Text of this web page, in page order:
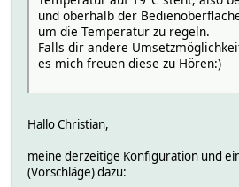
und oberhalb der
um die Temperatur zu regeln.
Falls dir andere
es mich freuen diese zu Hören:)
Hallo Christian,
meine derzeitige Konfiguration und
(Vorschläge) dazu: